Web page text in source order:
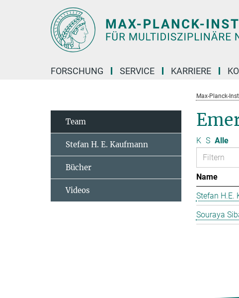
FORSCHUNG SERVICE KARRIERE
Max-Planck-
K S Alle
Name
Stefan H.E.
Souraya
Team
Stefan H. E. Kaufmann
Bücher
Videos